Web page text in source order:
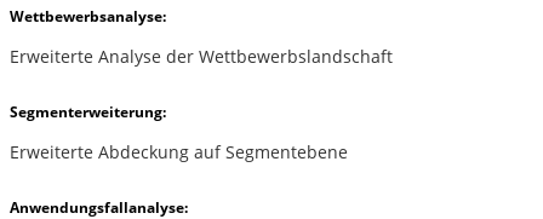
Wettbewerbsanalyse:
Erweiterte Analyse der Wettbewerbslandschaft
Segmenterweiterung:
Erweiterte Abdeckung auf Segmentebene
Anwendungsfallanalyse: